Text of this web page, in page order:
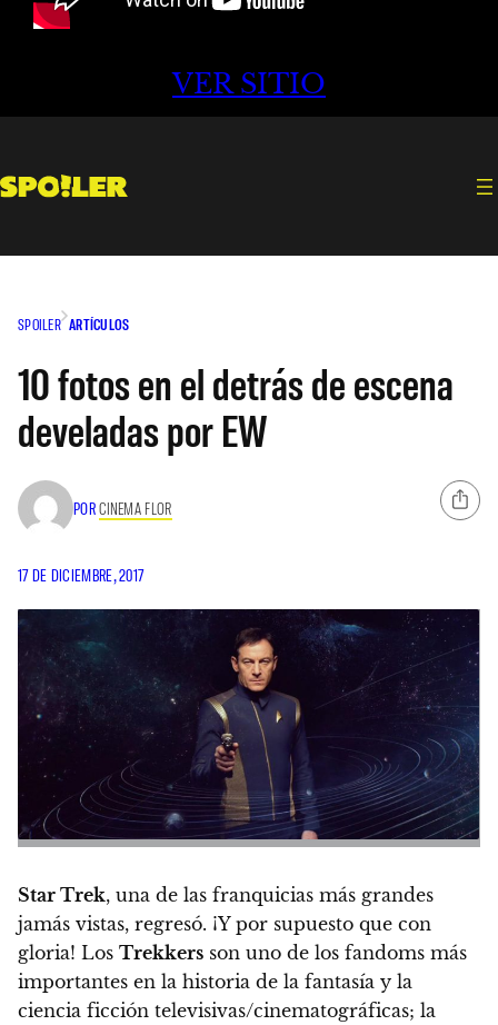
VER SITIO
SPOILER ARTÍCULOS
10 fotos en el detrás de escena
develadas por EW
PORCINEMA FLOR
17 DE DICIEMBRE, 2017
Star Trek, una de las franquicias más grandes
jamás vistas, regresó. ¡Y por supuesto que con
gloria! Los Trekkers son uno de los fandoms más
importantes en la historia de la fantasía y la
ciencia ficción televisivas/cinematográficas; la